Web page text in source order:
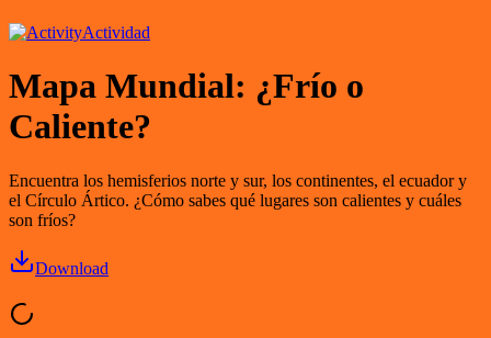
Actividad
Mapa Mundial: ¿Frío o
Caliente?
Encuentra los hemisferios norte y sur, los continentes, el ecuador y
el Círculo Ártico. ¿Cómo sabes qué lugares son calientes y cuáles
son fríos?
Download